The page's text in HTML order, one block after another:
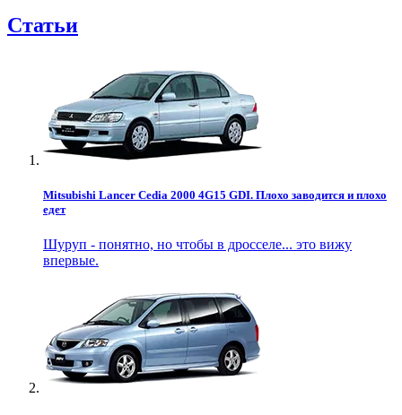
Статьи
Mitsubishi Lancer Cedia 2000 4G15 GDI. Плохо заводится и плохо
едет
Шуруп - понятно, но чтобы в дросселе... это вижу
впервые.